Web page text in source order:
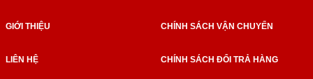
GIỚI THIỆU
LIÊN HỆ
CHÍNH SÁCH VẬN CHUYỂN
CHÍNH SÁCH ĐỔI TRẢ HÀNG